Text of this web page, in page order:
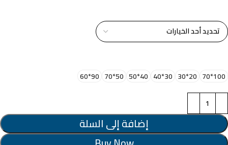
100*70
20*30
30*40
40*50
50*70
90*60
إضافة إلى السلة